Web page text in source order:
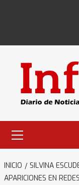
primario
INICIO
SILVINA
APARICIONES EN REDES